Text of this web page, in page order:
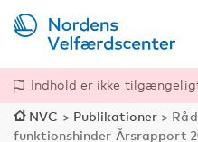
Indhold er ikke
NVC > Publikationer >
funktionshinder Årsrapport